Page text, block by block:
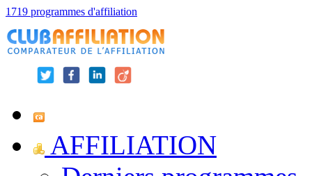
1719 programmes d'affiliation
AFFILIATION